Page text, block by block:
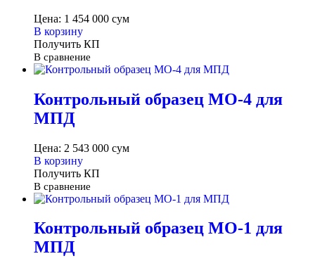
Цена: 1 454 000 сум
В корзину
Получить КП
В сравнение
Контрольный образец МО-4 для
МПД
Цена: 2 543 000 сум
В корзину
Получить КП
В сравнение
Контрольный образец МО-1 для
МПД